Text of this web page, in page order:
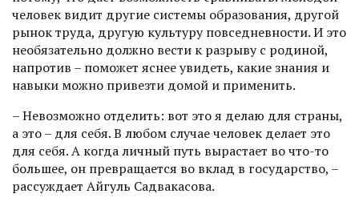
человек видит другие системы образования, другой
рынок труда, другую культуру повседневности. И это
необязательно должно вести к разрыву с родиной,
напротив – поможет яснее увидеть, какие знания и
навыки можно привезти домой и применить.
– Невозможно отделить: вот это я делаю для страны,
а это – для себя. В любом случае человек делает это
для себя. А когда личный путь вырастает во что-то
большее, он превращается во вклад в государство, –
рассуждает Айгуль Садвакасова.